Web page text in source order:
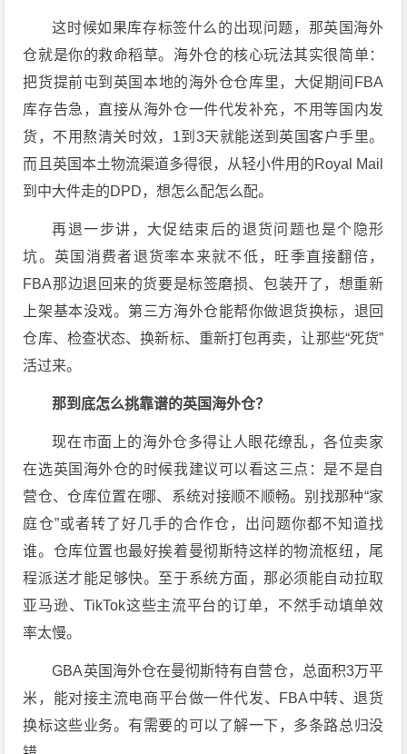
这时候如果库存标签什么的出现问题，那英国海外
仓就是你的救命稻草。海外仓的核心玩法其实很简单：
把货提前屯到英国本地的海外仓仓库里，大促期间FBA
库存告急，直接从海外仓一件代发补充，不用等国内发
货，不用熬清关时效，1到3天就能送到英国客户手里。
而且英国本土物流渠道多得很，从轻小件用的Royal Mail
到中大件走的DPD，想怎么配怎么配。
再退一步讲，大促结束后的退货问题也是个隐形
坑。英国消费者退货率本来就不低，旺季直接翻倍，
FBA那边退回来的货要是标签磨损、包装开了，想重新
上架基本没戏。第三方海外仓能帮你做退货换标，退回
仓库、检查状态、换新标、重新打包再卖，让那些“死货”
活过来。
那到底怎么挑靠谱的英国海外仓？
现在市面上的海外仓多得让人眼花缭乱，各位卖家
在选英国海外仓的时候我建议可以看这三点：是不是自
营仓、仓库位置在哪、系统对接顺不顺畅。别找那种“家
庭仓”或者转了好几手的合作仓，出问题你都不知道找
谁。仓库位置也最好挨着曼彻斯特这样的物流枢纽，尾
程派送才能足够快。至于系统方面，那必须能自动拉取
亚马逊、TikTok这些主流平台的订单，不然手动填单效
率太慢。
GBA英国海外仓在曼彻斯特有自营仓，总面积3万平
米，能对接主流电商平台做一件代发、FBA中转、退货
换标这些业务。有需要的可以了解一下，多条路总归没